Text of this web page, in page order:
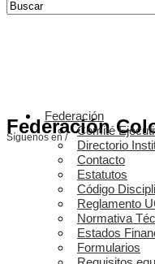
Federación
Síguenos en /
Federación
Comité
Directorio
Contacto
Estatutos
Código
Reglamento
Normativa
Estados
Formularios